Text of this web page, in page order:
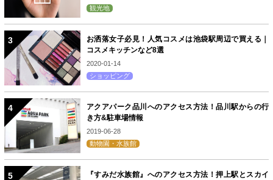
観光地
お洒落女子必見！人気コスメは池袋駅周辺で買える｜
コスメキッチンなど8選
2020-01-14
ショッピング
アクアパーク品川へのアクセス方法！品川駅からの行
き方&駐車場情報
2019-06-28
動物園・水族館
『すみだ水族館』へのアクセス方法！押上駅とスカイ